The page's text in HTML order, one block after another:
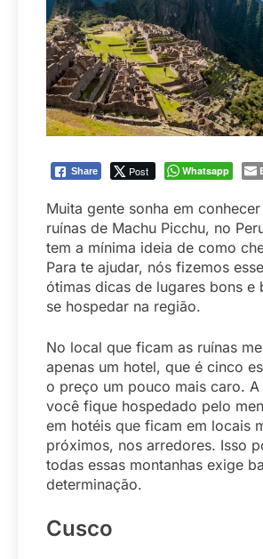
Share Post Whatsapp
Muita gente sonha em
ruínas de Machu Picchu, no
tem a mínima ideia de como
Para te ajudar, nós fizemos
ótimas dicas de lugares bons e
se hospedar na região.
No local que ficam as ruínas
apenas um hotel, que é cinco
o preço um pouco mais caro.
você fique hospedado pelo
em hotéis que ficam em locais
próximos, nos arredores. Isso
todas essas montanhas exige
determinação.
Cusco